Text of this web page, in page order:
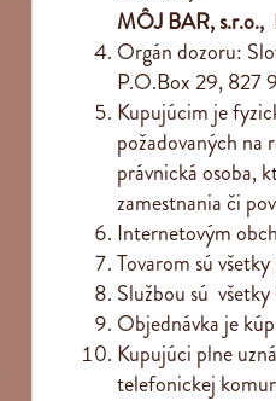
MÔJ BAR, s.r.o.,
Orgán dozoru:
P.O.Box 29, 827
Kupujúcim je
požadovaných na
právnická osoba,
zamestnania či
Internetovým
Tovarom sú
Službou sú
Objednávka je
Kupujúci plne
telefonickej